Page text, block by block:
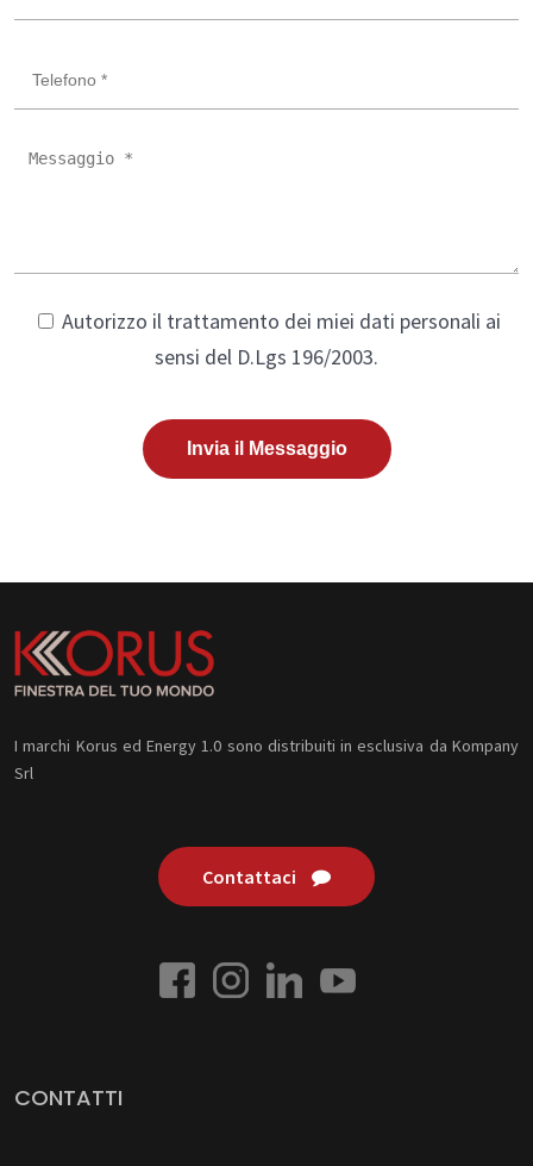
Autorizzo il trattamento dei miei dati personali ai
sensi del D.Lgs 196/2003.
Invia il Messaggio
I marchi Korus ed Energy 1.0 sono distribuiti in esclusiva da Kompany
Srl
Contattaci
CONTATTI